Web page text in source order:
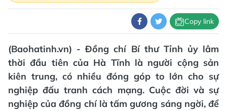
Copy link
(Baohatinh.vn) - Đồng chí Bí thư Tỉnh ủy lâm
thời đầu tiên của Hà Tĩnh là người cộng sản
kiên trung, có nhiều đóng góp to lớn cho sự
nghiệp đấu tranh cách mạng. Cuộc đời và sự
nghiệp của đồng chí là tấm gương sáng ngời, để